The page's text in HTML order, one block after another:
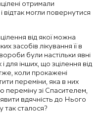
отримали
відтак могли повернутися
від якої можна
засобів лікування її в
були настільки явні
для інших, що зцілення від
коли прокажені
переміни, яка в них
переміну зі Спасителем,
вдячність до Нього
так сталося?